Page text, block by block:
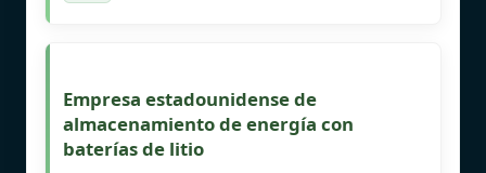
Empresa estadounidense de
almacenamiento de energía con
baterías de litio